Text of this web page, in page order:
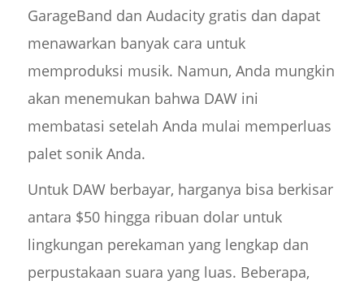
GarageBand dan Audacity gratis dan dapat
menawarkan banyak cara untuk
memproduksi musik. Namun, Anda mungkin
akan menemukan bahwa DAW ini
membatasi setelah Anda mulai memperluas
palet sonik Anda.
Untuk DAW berbayar, harganya bisa berkisar
antara $50 hingga ribuan dolar untuk
lingkungan perekaman yang lengkap dan
perpustakaan suara yang luas. Beberapa,